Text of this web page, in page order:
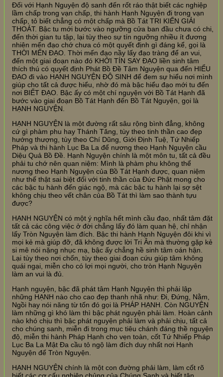
Đối với Hạnh Nguyện độ sanh đến rốt ráo thật biết các nghiệp
lầm chấp trong vạn chấp, thi hành Hạnh Nguyện đi trong vạn
chấp, tỏ biết chẳng có một chấp mà Bồ Tát TRI KIẾN GIẢI
THOÁT. Bậc tu mới bước vào ngưỡng cửa ban đầu chưa có chi,
đến thời gian tu tập, lại tùy theo sự tín ngưỡng nhiều ít đương
nhiên mến đạo chớ chưa có một quyết định gì đáng kể, gọi là
THỜI MẾN ĐẠO. Thời mến đạo nầy lấy đạo tràng để an vui,
đến một giai đoạn nào đó KHỞI TÍN SAY ĐẠO liền sinh tâm
thích thú có quyết định Phát Bồ Đề Tâm Nguyện qua đến HIỂU
ĐẠO đi vào HẠNH NGUYỆN ĐỘ SINH để đem sự hiểu nơi mình
giúp cho tất cả được hiểu, nhờ đó mà bậc hiểu đạo mới tu đến
nơi BIẾT ĐẠO. Bậc ấy có một chí nguyện với Bồ Tát Hạnh đã
bước vào giai đoạn Bồ Tát Hạnh đến Bồ Tát Nguyện, gọi là
HẠNH NGUYỆN.
HẠNH NGUYỆN là một đường rất sâu rộng bình đẳng, không
cứ gì phàm phu hay Thánh Tăng, tùy theo tinh thần cao đẹp
hướng thượng, tùy theo Chí Dũng, Giới Định Tuệ, Tứ Nhiếp
Pháp và thi hành Lục Ba La để nương theo Hạnh Nguyện cầu
Diệu Quả Bồ Đề. Hạnh Nguyện chính là một môn tu, tất cả đều
phải tu chớ nên quan niệm: Mình là phàm phu không thể
nương theo Hạnh Nguyện của Bồ Tát Hạnh được, quan niệm
như thế thật sai biệt đối với tinh thần của Đức Phật mong cho
các bậc tu hành đến giác ngộ, mà các bậc tu hành lại sợ sệt
không chịu theo vết chân của Bồ Tát thì làm sao thành tựu
được?
HẠNH NGUYỆN có một ý nghĩa hết mình cầu đạo, nhất tâm đặt
tất cả các công việc ở đời chẳng lấy đó làm quan hệ, chỉ nhận
lấy Tròn Nguyện làm đích. Bậc thi hành Hạnh Nguyện đôi khi vì
mọi kẻ mà giúp đỡ, đã không được lời Tri Ân mà thường gặp kẻ
si mê nói nặng nhục mạ, bậc ấy chẳng hề sinh tâm oán hận.
Lại tùy theo nơi chốn, tùy theo giai đoạn cứu giúp tâm không
quái ngại, miễn cho có lợi mọi người, cho tròn Hạnh Nguyện
làm an vui là đủ.
Hạnh nguyện, bậc đã phát tâm Hạnh Nguyện thì phải lập
những HẠNH nào cho cao đẹp thanh nhã như: Đi, Đứng, Nằm,
Ngồi hay nói năng từ tốn đó gọi là PHÁP HẠNH. Còn NGUYỆN
làm những gì khó làm thì bậc phát nguyện phải làm. Hoàn cảnh
nào khó chịu thì bậc phát nguyện phải làm và phải chịu, tất cả
cho chúng sanh, miễn đi trong mục tiêu chánh đáng thề nguyện
độ, miễn thi hành Pháp Hạnh cho vẹn toàn, cốt Tứ Nhiếp Pháp
Lục Ba La Mật Đa cầu tỏ ngộ làm đích duy nhất nơi Hạnh
Nguyện để Tròn Nguyện.
HẠNH NGUYỆN chính là một con đường phải làm, làm cốt rõ